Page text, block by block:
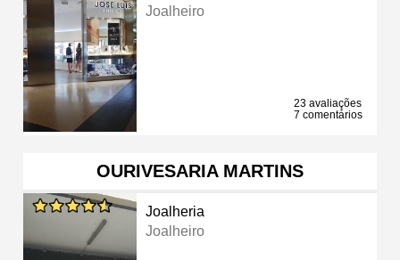
Joalheiro
23 avaliações
7 comentários
OURIVESARIA MARTINS
Joalheria
Joalheiro